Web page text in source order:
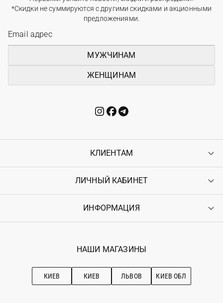
*Скидки не суммируются с другими скидками и акционными
предложениями.
МУЖЧИНАМ
ЖЕНЩИНАМ
КЛИЕНТАМ
Контакты
Возврат
Гарантия
ЛИЧНЫЙ КАБИНЕТ
Войти
Ostriv Club+
ИНФОРМАЦИЯ
Наши магазини
Рекомендации по уходу
НАШИ МАГАЗИНЫ
КИЕВ КИЕВ ЛЬВОВ КИЕВ ОБЛ